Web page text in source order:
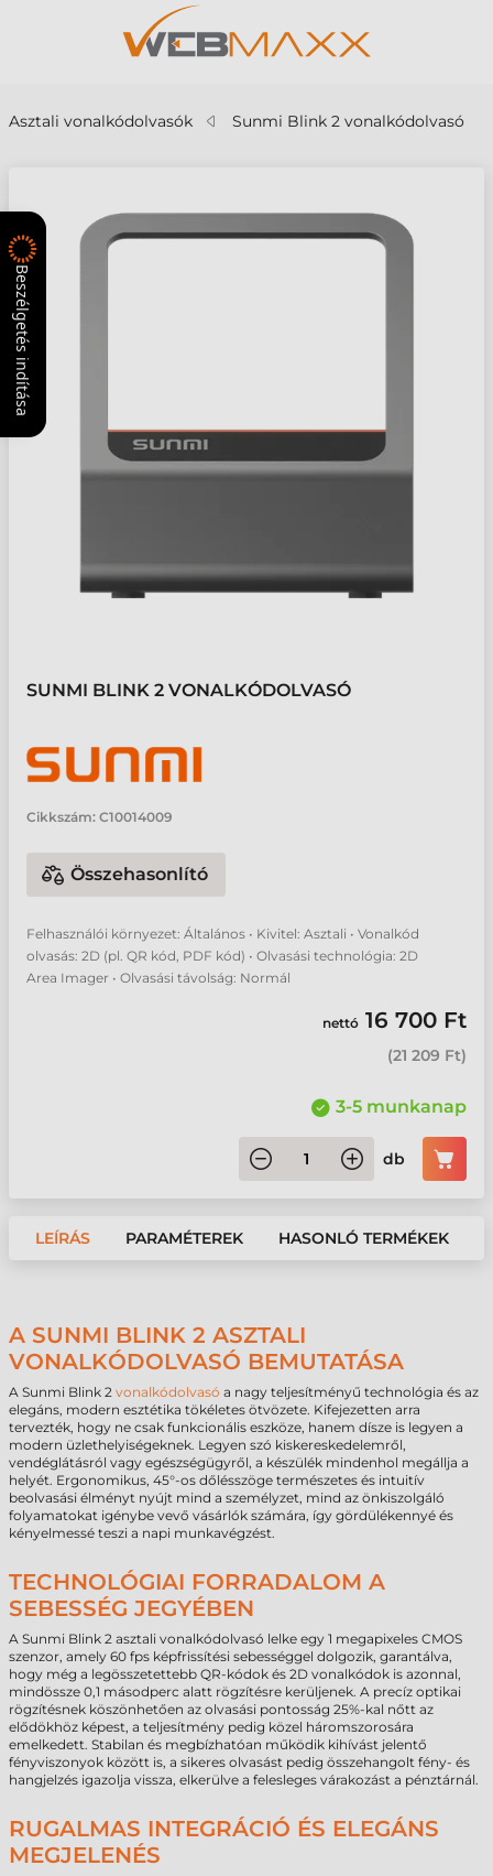
Asztali vonalkódolvasók Sunmi Blink 2 vonalkódolvasó
SUNMI BLINK 2 VONALKÓDOLVASÓ
Cikkszám: C10014009
Összehasonlító
Felhasználói környezet: Általános • Kivitel: Asztali • Vonalkód
olvasás: 2D (pl. QR kód, PDF kód) • Olvasási technológia: 2D
Area Imager • Olvasási távolság: Normál
nettó 16 700 Ft
(21 209 Ft)
3-5 munkanap
db
LEÍRÁS PARAMÉTEREK HASONLÓ TERMÉKEK
A SUNMI BLINK 2 ASZTALI
VONALKÓDOLVASÓ BEMUTATÁSA
A Sunmi Blink 2 vonalkódolvasó a nagy teljesítményű technológia és az
elegáns, modern esztétika tökéletes ötvözete. Kifejezetten arra
tervezték, hogy ne csak funkcionális eszköze, hanem dísze is legyen a
modern üzlethelyiségeknek. Legyen szó kiskereskedelemről,
vendéglátásról vagy egészségügyről, a készülék mindenhol megállja a
helyét. Ergonomikus, 45°-os dőlésszöge természetes és intuitív
beolvasási élményt nyújt mind a személyzet, mind az önkiszolgáló
folyamatokat igénybe vevő vásárlók számára, így gördülékennyé és
kényelmessé teszi a napi munkavégzést.
TECHNOLÓGIAI FORRADALOM A
SEBESSÉG JEGYÉBEN
A Sunmi Blink 2 asztali vonalkódolvasó lelke egy 1 megapixeles CMOS
szenzor, amely 60 fps képfrissítési sebességgel dolgozik, garantálva,
hogy még a legösszetettebb QR-kódok és 2D vonalkódok is azonnal,
mindössze 0,1 másodperc alatt rögzítésre kerüljenek. A precíz optikai
rögzítésnek köszönhetően az olvasási pontosság 25%-kal nőtt az
elődökhöz képest, a teljesítmény pedig közel háromszorosára
emelkedett. Stabilan és megbízhatóan működik kihívást jelentő
fényviszonyok között is, a sikeres olvasást pedig összehangolt fény- és
hangjelzés igazolja vissza, elkerülve a felesleges várakozást a pénztárnál.
RUGALMAS INTEGRÁCIÓ ÉS ELEGÁNS
MEGJELENÉS
Beszélgetés indítása